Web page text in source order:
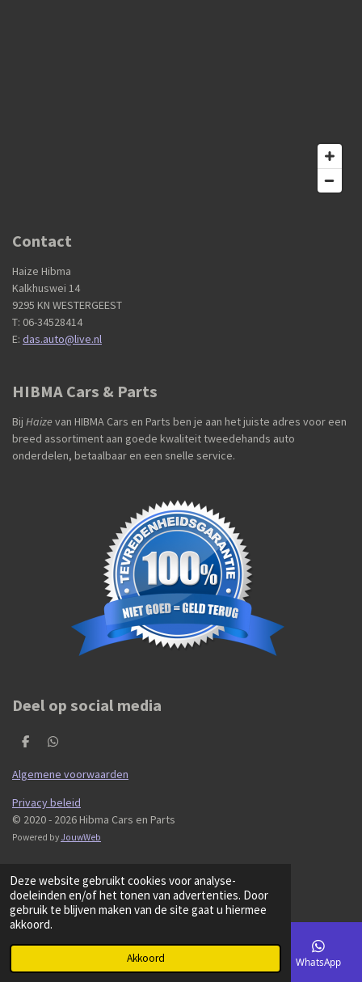
Deze website gebruikt cookies voor analyse-
doeleinden en/of het tonen van advertenties. Door
gebruik te blijven maken van de site gaat u hiermee
akkoord.
Akkoord
Contact
Haize Hibma
Kalkhuswei 14
9295 KN WESTERGEEST
T: 06-34528414
E: das.auto@live.nl
HIBMA Cars & Parts
Bij Haizevan HIBMA Cars en Parts ben je aan het juiste adres voor een
breed assortiment aan goede kwaliteit tweedehands auto
onderdelen, betaalbaar en een snelle service.
Deel op social media
D
l
e
D
l
e
Algemene voorwaarden
Privacy beleid
© 2020 - 2026 Hibma Cars en Parts
Powered by JouwWeb
Kaart WhatsApp